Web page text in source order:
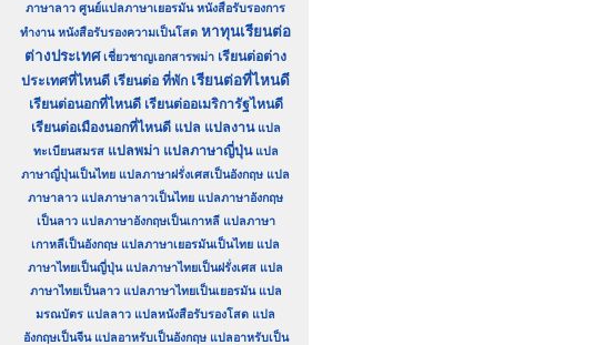
ภาษาลาว ศูนย์แปลภาษาเยอรมัน หนังสือรับรองการ
ทำงาน หนังสือรับรองความเป็นโสด หาทุนเรียนต่อ
ต่างประเทศ เชี่ยวชาญเอกสารพม่า เรียนต่อต่าง
ประเทศที่ไหนดี เรียนต่อ ที่พัก เรียนต่อที่ไหนดี
เรียนต่อนอกที่ไหนดี เรียนต่ออเมริการัฐไหนดี
เรียนต่อเมืองนอกที่ไหนดี แปล แปลงาน แปล
ทะเบียนสมรส แปลพม่า แปลภาษาญี่ปุ่น แปล
ภาษาญี่ปุ่นเป็นไทย แปลภาษาฝรั่งเศสเป็นอังกฤษ แปล
ภาษาลาว แปลภาษาลาวเป็นไทย แปลภาษาอังกฤษ
เป็นลาว แปลภาษาอังกฤษเป็นเกาหลี แปลภาษา
เกาหลีเป็นอังกฤษ แปลภาษาเยอรมันเป็นไทย แปล
ภาษาไทยเป็นญี่ปุ่น แปลภาษาไทยเป็นฝรั่งเศส แปล
ภาษาไทยเป็นลาว แปลภาษาไทยเป็นเยอรมัน แปล
มรณบัตร แปลลาว แปลหนังสือรับรองโสด แปล
อังกฤษเป็นจีน แปลอาหรับเป็นอังกฤษ แปลอาหรับเป็น